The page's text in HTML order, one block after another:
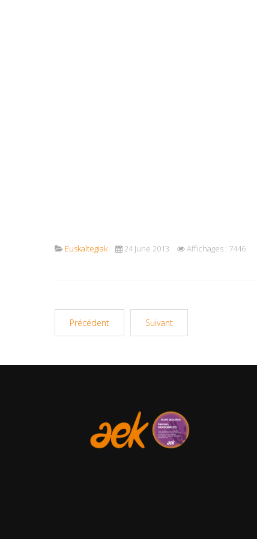
Euskaltegiak 24 June 2013 Affichages : 7446
Précédent Suivant